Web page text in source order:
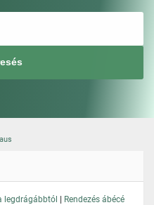
legdrágábbtól | Rendezés ábécé